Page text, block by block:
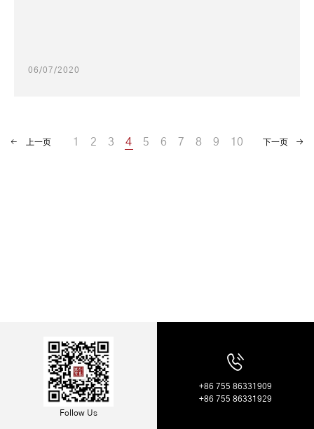
06/07/2020
上一页 1 2 3 4 5 6 7 8 9 10 下一页
Follow Us
+86 755 86331909
+86 755 86331929